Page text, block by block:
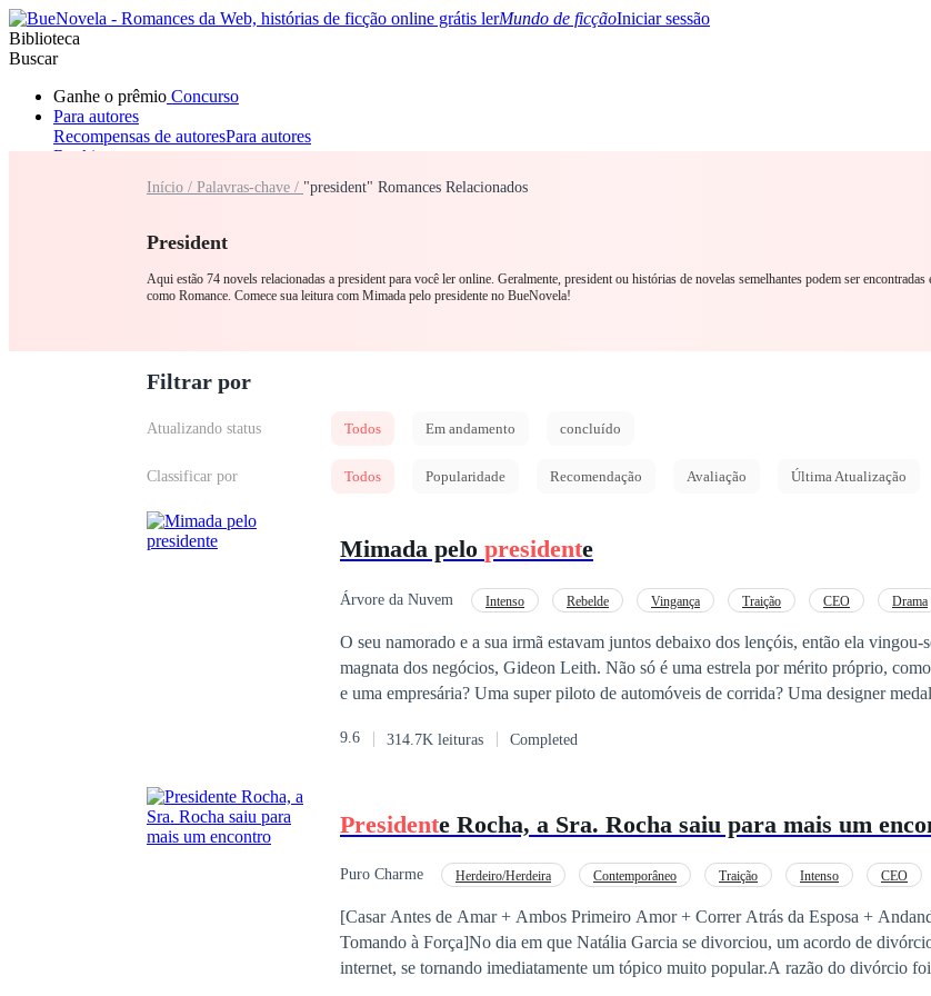
Mundo de ficçãoIniciar sessão
Biblioteca
Buscar
Ganhe o prêmio Concurso
Para autores
Recompensas de autoresPara autores
Ranking
RomanceLobisomem
Início / Palavras-chave / "president" Romances Relacionados
President
Aqui estão 74 novels relacionadas a president para você ler online. Geralmente, president ou histórias de novelas semelhantes podem ser
como Romance. Comece sua leitura com Mimada pelo presidente no BueNovela!
Filtrar por
Atualizando status Todos Em andamento concluído
Classificar por Todos Popularidade Recomendação Avaliação Última Atualização
Mimada pelo presidente
Árvore da Nuvem Intenso Rebelde Vingança Traição CEO Drama
O seu namorado e a sua irmã estavam juntos debaixo dos lençóis, então ela vingou-
magnata dos negócios, Gideon Leith. Não só é uma estrela por mérito próprio,
e uma empresária? Uma super piloto de automóveis de corrida? Uma designer
forma lamentável para ser olhada por dezenas de milhares de pessoas, e os seus
9.6 314.7K leituras Completed
Presidente Rocha, a Sra. Rocha saiu para mais um
Puro Charme Herdeiro/Herdeira Contemporâneo Traição Intenso CEO
[Casar Antes de Amar + Ambos Primeiro Amor + Correr Atrás da Esposa +
Tomando à Força]No dia em que Natália Garcia se divorciou, um acordo de
internet, se tornando imediatamente um tópico muito popular.A razão do divórcio